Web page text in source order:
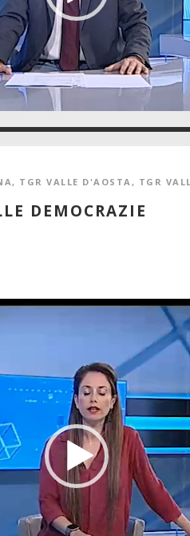
, TGR VALLE D'AOSTA , TGR
DEMOCRAZIE